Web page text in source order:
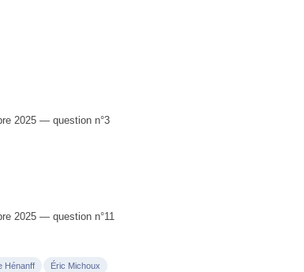
2025 — question n°3
2025 — question n°11
Hénanff Éric Michoux